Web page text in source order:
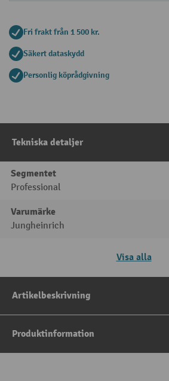
Fri frakt från 1 500 kr.
Säkert dataskydd
Personlig köprådgivning
Tekniska detaljer
Segmentet
Professional
Varumärke
Jungheinrich
Visa alla
Artikelbeskrivning
Produktinformation